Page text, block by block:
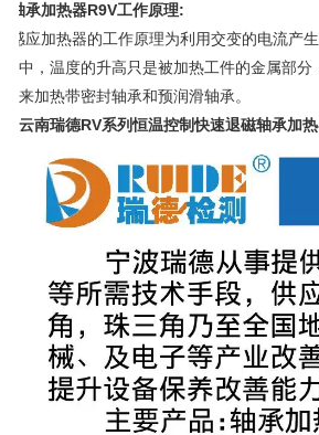
轴承加热器R9V工作原理:
感应加热器的工作原理为利用交变的电流产
中，温度的升高只是被加热工件的金属部
来加热带密封轴承和预润滑轴承。
云南瑞德RV系列恒温控制快速退磁轴承加